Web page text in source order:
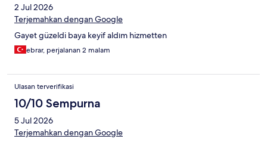
2 Jul 2026
Terjemahkan dengan Google
Gayet güzeldi baya keyif aldım hizmetten
ebrar, perjalanan 2 malam
Ulasan terverifikasi
10/10 Sempurna
5 Jul 2026
Terjemahkan dengan Google